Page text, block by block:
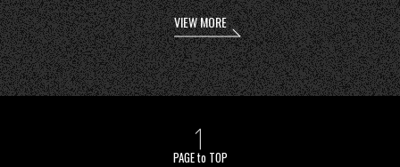
VIEW MORE
PAGE to TOP